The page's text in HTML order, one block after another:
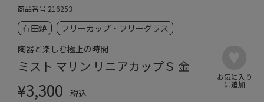
商品番号 216253
有田焼
フリーカップ・フリーグラス
陶器と楽しむ極上の時間
ミスト マリン リニアカップＳ 金
¥3,300
税込